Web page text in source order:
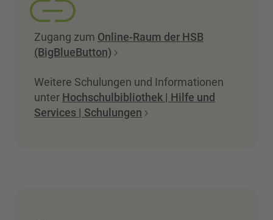
Zugang zum Online-Raum der HSB
(BigBlueButton)
Weitere Schulungen und Informationen
unter Hochschulbibliothek | Hilfe und
Services | Schulungen